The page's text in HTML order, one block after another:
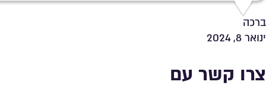
ברכה
ינואר 8, 2024
צרו קשר עם